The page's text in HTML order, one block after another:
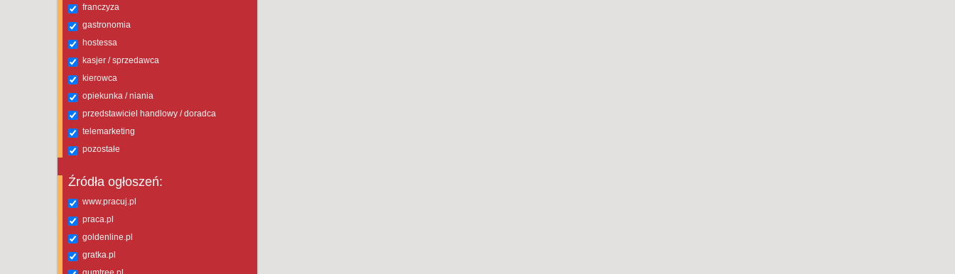
franczyza
gastronomia
hostessa
kasjer / sprzedawca
kierowca
opiekunka / niania
przedstawiciel handlowy / doradca
telemarketing
pozostałe
Źródła ogłoszeń:
www.pracuj.pl
praca.pl
goldenline.pl
gratka.pl